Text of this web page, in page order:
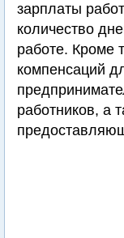
зарплаты
количество
работе. Кроме
компенсаций
работников, а